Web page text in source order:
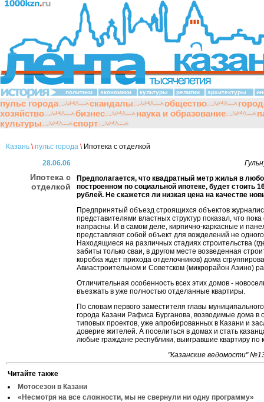
политики экономики культуры религии архитектуры
пульс города скандалы общество
хозяйство
бизнес наука и образование
культуры
спорт
Казань \ пульс города \Ипотека с отделкой
28.06.06
Ипотека с
отделкой
Предполагается, что квадратный метр жилья в
построенном по социальной ипотеке, будет стоить
рублей. Не скажется ли низкая цена на качестве
Предпринятый объезд строящихся объектов
представителями властных структур показал, что
напрасны. И в самом деле, кирпично-каркасные и
представляют собой объект для вожделений не
Находящиеся на различных стадиях строительства
забиты только сваи, в другом месте возведенная
коробка ждет прихода отделочников) дома
Авиастроительном и Советском (микрорайон Азино)
Отличительная особенность всех этих домов -
въезжать в уже полностью отделанные квартиры.
По словам первого заместителя главы
города Казани Рафиса Бурганова, возводимые дома в
типовых проектов, уже апробированных в Казани и
доверие жителей. А поселиться в домах и стать
любые граждане республики, выигравшие квартиру по
"Казанские ведомости"
Читайте также
Мотосезон в Казани
«Несмотря на все сложности, мы не свернули ни одну программу»